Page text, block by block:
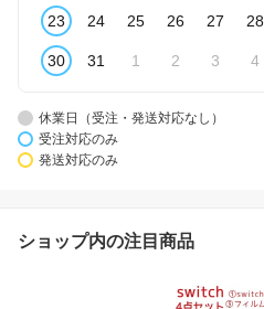
23 24 25 26 27 28
30 31 1 2 3 4
休業日（受注・発送対応なし）
受注対応のみ
発送対応のみ
ショップ内の注目商品